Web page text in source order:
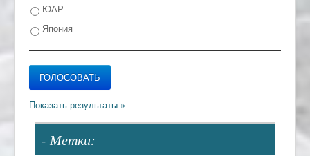
ЮАР
Япония
- Метки: